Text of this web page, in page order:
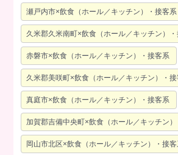
瀬戸内市×飲食（ホール／キッチン）・接客系
久米郡久米南町×飲食（ホール／キッチン）
赤磐市×飲食（ホール／キッチン）・接客系
久米郡美咲町×飲食（ホール／キッチン）・
真庭市×飲食（ホール／キッチン）・接客系
加賀郡吉備中央町×飲食（ホール／キッチン
岡山市北区×飲食（ホール／キッチン）・接